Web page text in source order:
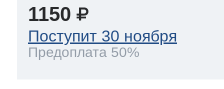
1150
Поступит 30 ноября
Предоплата 50%